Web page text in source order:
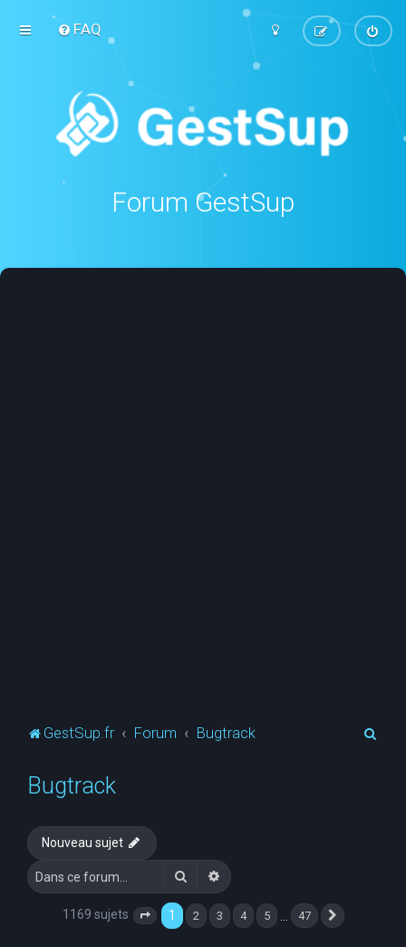
FAQ
Forum GestSup
GestSup.fr Forum Bugtrack
Bugtrack
Nouveau sujet
RechercherRecherche avancée
1169 sujets Page 1 sur47
1 2 3 4 5 47